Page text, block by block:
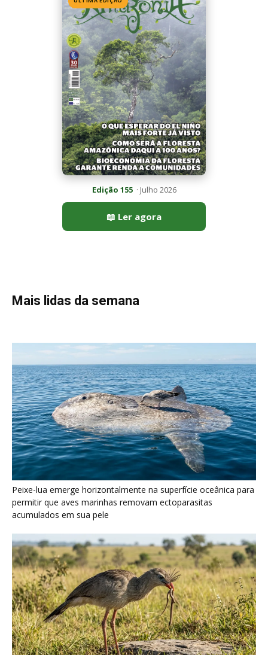
📖 Ler agora
Mais lidas da semana
Peixe-lua emerge horizontalmente na superfície oceânica para
permitir que aves marinhas removam ectoparasitas
Seriema utiliza pernas longas e arremessa serpentes contra
rochas para subjugar presas peçonhentas nos campos